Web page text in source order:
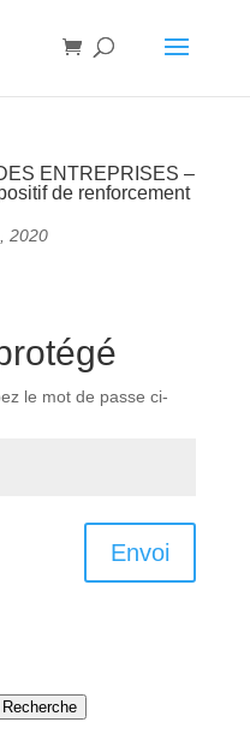
ENTREPRISES –
de renforcement
2020
le mot de passe ci-
Envoi
Recherche